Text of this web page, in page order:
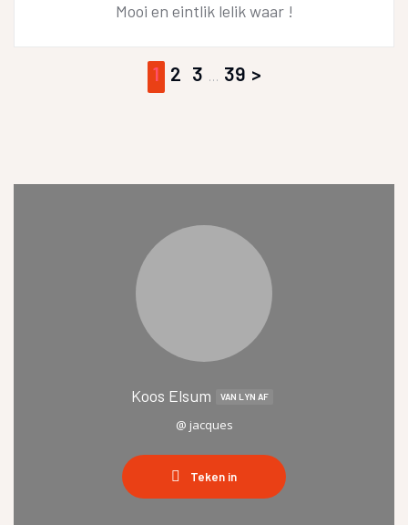
Mooi en eintlik lelik waar !
1 2 3 … 39
Koos Elsum VAN LYN AF
@ jacques
Teken in